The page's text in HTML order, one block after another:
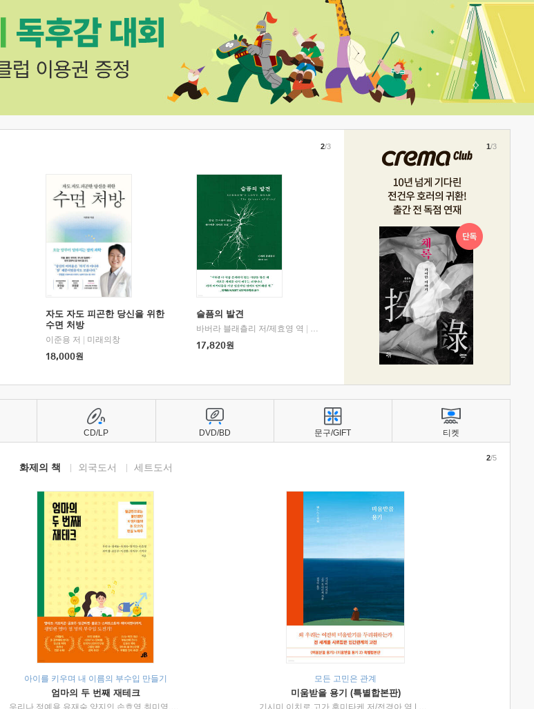
자도 자도 피곤한 당신을 위한
수면 처방
이준용 저
미래의창
18,000원
슬픔의 발견
바버라 블래츨리 저/제효영 역
디플롯
17,820원
2/3 1/3
화제의 책 외국도서 세트도서
아이를 키우며 내 이름의 부수입 만들기
엄마의 두 번째 재테크
우리나,정예용,유재숙,양지인,손효영,최미영,조민주,이진현,차미숙,서미숙 저 | 제이브리즈북스
모든 고민은 관계
미움받을 용기 (특별합본판)
기시미 이치로,고가 후미타케 저/전경아 역
인플루엔셜
2/5
CD/LP DVD/BD 문구/GIFT 티켓